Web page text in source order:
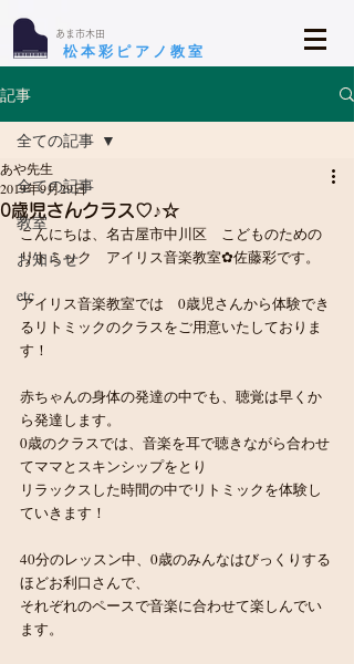
​あま市木田
​松本彩ピアノ教室
記事
全ての記事
教室
お知らせ
etc
全ての記事
0歳児さんクラス♡♪☆
あや先生
2019年9月29日
こんにちは、名古屋市中川区　こどものための
リトミック　アイリス音楽教室✿佐藤彩です。
アイリス音楽教室では　0歳児さんから体験でき
るリトミックのクラスをご用意いたしておりま
す！
赤ちゃんの身体の発達の中でも、聴覚は早くか
ら発達します。
0歳のクラスでは、音楽を耳で聴きながら合わせ
てママとスキンシップをとり
リラックスした時間の中でリトミックを体験し
ていきます！
40分のレッスン中、0歳のみんなはびっくりする
ほどお利口さんで、
それぞれのペースで音楽に合わせて楽しんでい
ます。